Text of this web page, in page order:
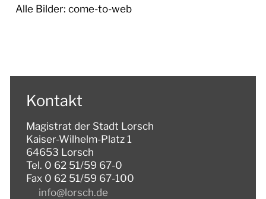
RATHAUS & SERVICE
KULTUR
TOURISMUS
Alle Bilder: come-to-web
Kontakt
Magistrat der Stadt Lorsch
Kaiser-Wilhelm-Platz 1
64653 Lorsch
Tel. 0 62 51/59 67-0
Fax 0 62 51/59 67-100
nf
l rsch d